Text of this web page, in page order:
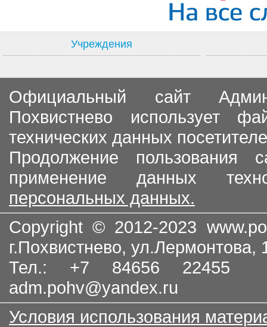
Учреждения
Официальный сайт
Похвистнево использует
технических данных
Продолжение пользования
применение данных
персональных данных.
Copyright © 2012-2023
г.Похвистнево, ул.Лермонтова,
Тел.: +7 84656
adm.pohv@yandex.ru
Условия использования